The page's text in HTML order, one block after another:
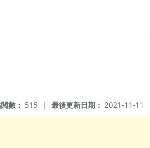
最後更新日期： 2021-11-11
數： 515 |